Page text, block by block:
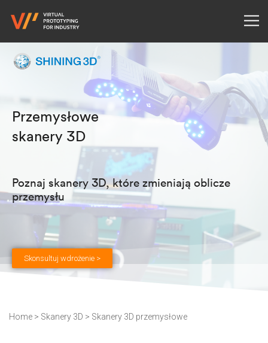
Przemysłowe
skanery 3D
Poznaj skanery 3D, które zmieniają oblicze
przemysłu
Skonsultuj wdrożenie >
Home > Skanery 3D > Skanery 3D przemysłowe